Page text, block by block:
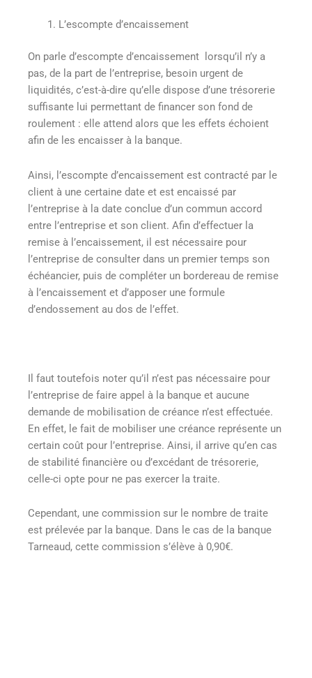
L’escompte d’encaissement
On parle d’escompte d’encaissement lorsqu’il n’y a
pas, de la part de l’entreprise, besoin urgent de
liquidités, c’est-à-dire qu’elle dispose d’une trésorerie
suffisante lui permettant de financer son fond de
roulement : elle attend alors que les effets échoient
afin de les encaisser à la banque.
Ainsi, l’escompte d’encaissement est contracté par le
client à une certaine date et est encaissé par
l’entreprise à la date conclue d’un commun accord
entre l’entreprise et son client. Afin d’effectuer la
remise à l’encaissement, il est nécessaire pour
l’entreprise de consulter dans un premier temps son
échéancier, puis de compléter un bordereau de remise
à l’encaissement et d’apposer une formule
d’endossement au dos de l’effet.
Il faut toutefois noter qu’il n’est pas nécessaire pour
l’entreprise de faire appel à la banque et aucune
demande de mobilisation de créance n’est effectuée.
En effet, le fait de mobiliser une créance représente un
certain coût pour l’entreprise. Ainsi, il arrive qu’en cas
de stabilité financière ou d’excédant de trésorerie,
celle-ci opte pour ne pas exercer la traite.
Cependant, une commission sur le nombre de traite
est prélevée par la banque. Dans le cas de la banque
Tarneaud, cette commission s’élève à 0,90€.